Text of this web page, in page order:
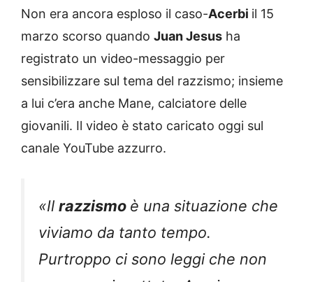
Non era ancora esploso il caso-Acerbi il 15
marzo scorso quando Juan Jesus ha
registrato un video-messaggio per
sensibilizzare sul tema del razzismo; insieme
a lui c’era anche Mane, calciatore delle
giovanili. Il video è stato caricato oggi sul
canale YouTube azzurro.
«Il razzismo è una situazione che
viviamo da tanto tempo.
Purtroppo ci sono leggi che non